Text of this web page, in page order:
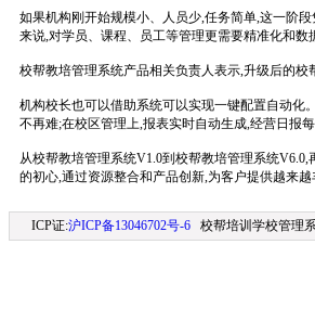
如果机构刚开始规模小、人员少,任务简单,这一阶
来说,对学员、课程、员工等管理更需要精准化和数
校帮教培管理系统产品相关负责人表示,升级后的
机构校长也可以借助系统可以实现一键配置自动化
不再难;在校区管理上,报表实时自动生成,经营日报
从校帮教培管理系统V1.0到校帮教培管理系统
的初心,通过资源整合和产品创新,为客户提供越来
ICP证:沪ICP备13046702号-6校帮培训学校管理